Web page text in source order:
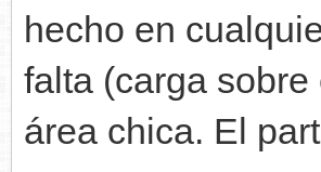
hecho en
falta (carga
área chica. El